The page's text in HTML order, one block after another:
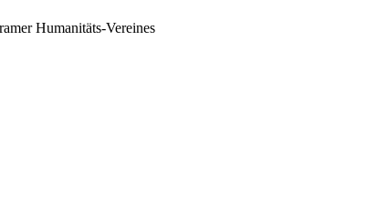
Humanitäts-Vereines